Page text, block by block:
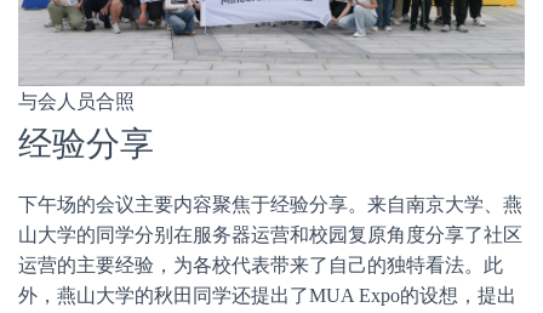
与会人员合照
经验分享
下午场的会议主要内容聚焦于经验分享。来自南京大学、燕
山大学的同学分别在服务器运营和校园复原角度分享了社区
运营的主要经验，为各校代表带来了自己的独特看法。此
外，燕山大学的秋田同学还提出了MUA Expo的设想，提出